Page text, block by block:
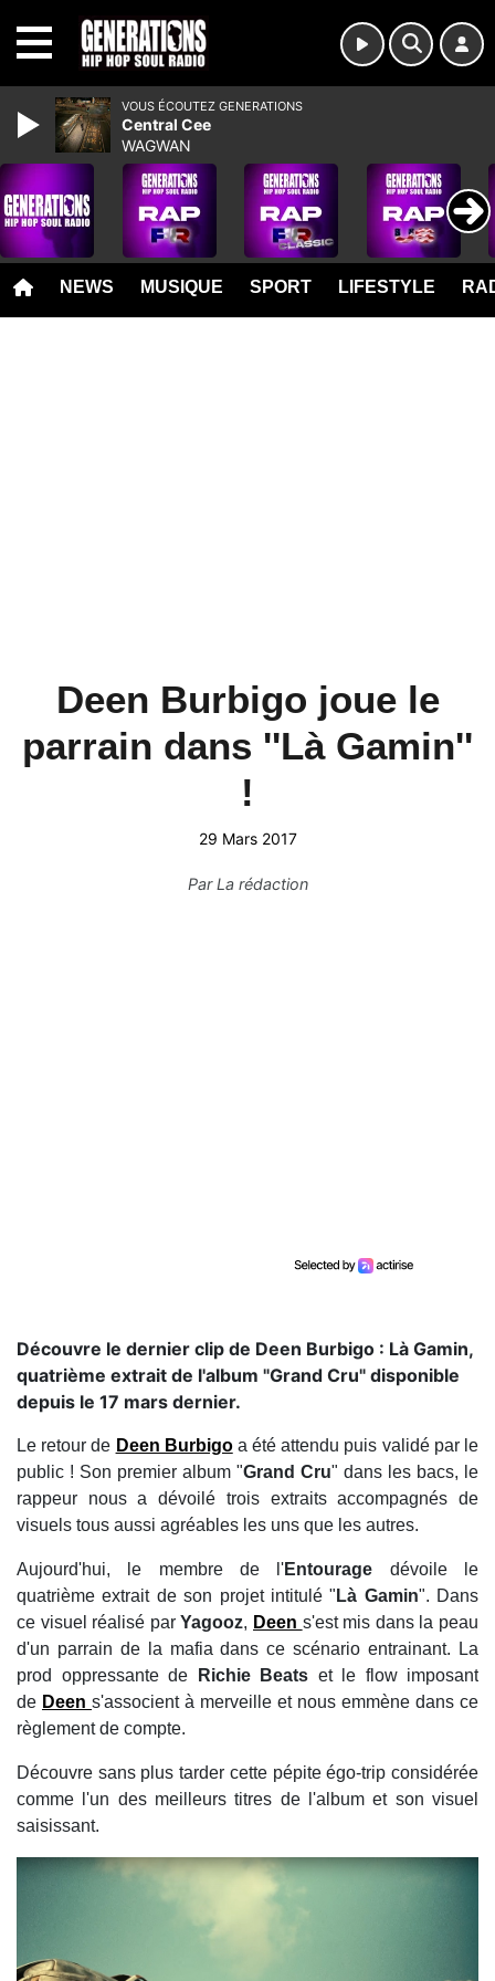
NEWS MUSIQUE SPORT LIFESTYLE
Deen Burbigo joue le
parrain dans ''Là Gamin''
!
29 Mars 2017
ParLa rédaction
Découvre le dernier clip de Deen Burbigo : Là Gamin,
quatrième extrait de l'album "Grand Cru" disponible
depuis le 17 mars dernier.
Le retour de Deen Burbigoa été attendu puis validé par le
public ! Son premier album "Grand Cru" dans les bacs, le
rappeur nous a dévoilé trois extraits accompagnés de
visuels tous aussi agréables les uns que les autres.
Aujourd'hui, le membre de l'Entourage dévoile le
quatrième extrait de son projet intitulé " Là Gamin". Dans
ce visuel réalisé parYagooz, Deen s'est mis dans la peau
d'un parrain de la mafia dans ce scénario entrainant. La
prod oppressante de
Richie Beats et le flow imposant
de Deen s'associent à merveille et nous emmène dans ce
règlement de compte.
Découvre sans plus tarder cette pépite égo-trip considérée
comme l'un des meilleurs titres de l'album et son visuel
saisissant.
VOUS ÉCOUTEZ GENERATIONS
Central Cee
WAGWAN